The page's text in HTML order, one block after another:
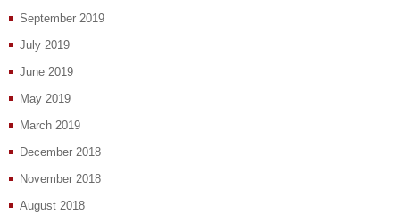
September 2019
July 2019
June 2019
May 2019
March 2019
December 2018
November 2018
August 2018